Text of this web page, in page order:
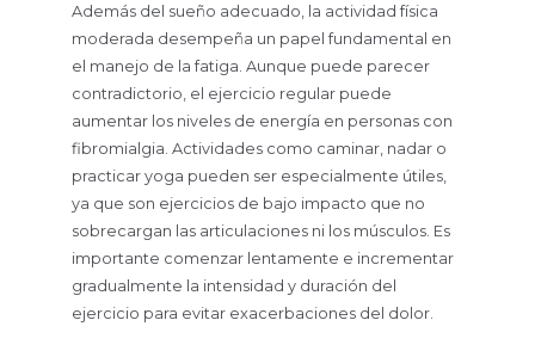
Además del sueño adecuado, la actividad física
moderada desempeña un papel fundamental en
el manejo de la fatiga. Aunque puede parecer
contradictorio, el ejercicio regular puede
aumentar los niveles de energía en personas con
fibromialgia. Actividades como caminar, nadar o
practicar yoga pueden ser especialmente útiles,
ya que son ejercicios de bajo impacto que no
sobrecargan las articulaciones ni los músculos. Es
importante comenzar lentamente e incrementar
gradualmente la intensidad y duración del
ejercicio para evitar exacerbaciones del dolor.